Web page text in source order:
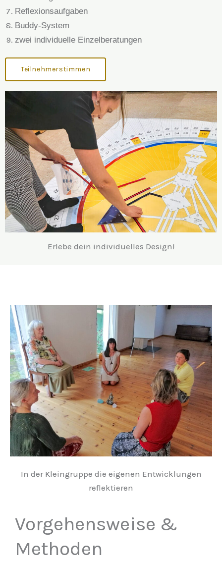
Reflexionsaufgaben
Buddy-System
zwei individuelle Einzelberatungen
Teilnehmerstimmen
Erlebe dein individuelles Design!
In der Kleingruppe die eigenen Entwicklungen
reflektieren
Vorgehensweise &
Methoden